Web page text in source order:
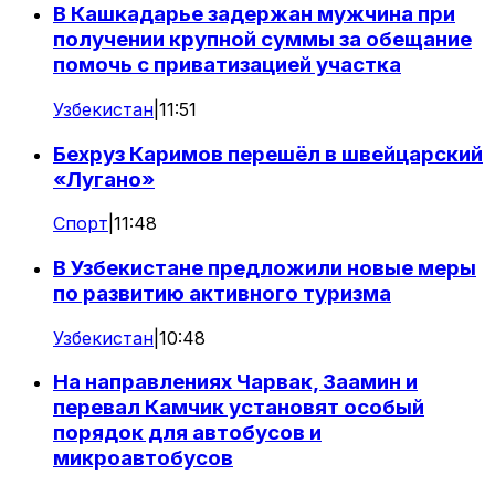
В Кашкадарье задержан мужчина при
получении крупной суммы за обещание
помочь с приватизацией участка
Узбекистан 11:51
Бехруз Каримов перешёл в швейцарский
«Лугано»
Спорт 11:48
В Узбекистане предложили новые меры
по развитию активного туризма
Узбекистан 10:48
На направлениях Чарвак, Заамин и
перевал Камчик установят особый
порядок для автобусов и
микроавтобусов